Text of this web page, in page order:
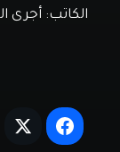
الكاتب: أجرى